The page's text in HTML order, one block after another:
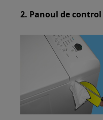
2. Panoul de control